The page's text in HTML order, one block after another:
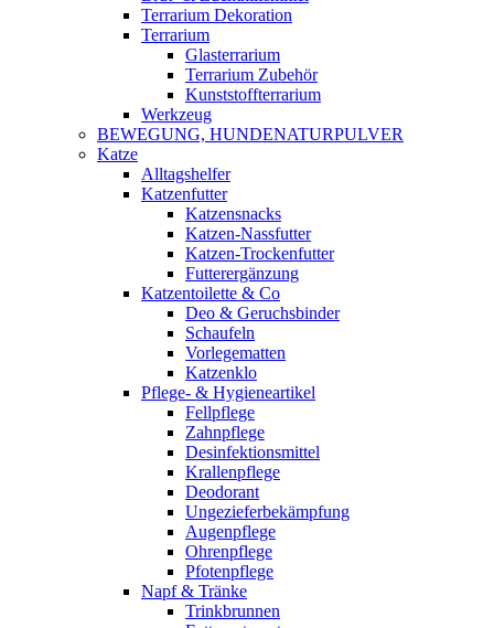
Terrarium Dekoration
Terrarium
Glasterrarium
Terrarium Zubehör
Kunststoffterrarium
Werkzeug
BEWEGUNG, HUNDENATURPULVER
Katze
Alltagshelfer
Katzenfutter
Katzensnacks
Katzen-Nassfutter
Katzen-Trockenfutter
Futterergänzung
Katzentoilette & Co
Deo & Geruchsbinder
Schaufeln
Vorlegematten
Katzenklo
Pflege- & Hygieneartikel
Fellpflege
Zahnpflege
Desinfektionsmittel
Krallenpflege
Deodorant
Ungezieferbekämpfung
Augenpflege
Ohrenpflege
Pfotenpflege
Napf & Tränke
Trinkbrunnen